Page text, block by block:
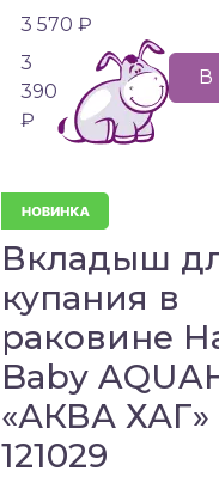
3 570 ₽
3
390
₽
В
Вкладыш
купания в
раковине
Baby
«АКВА ХАГ»
121029